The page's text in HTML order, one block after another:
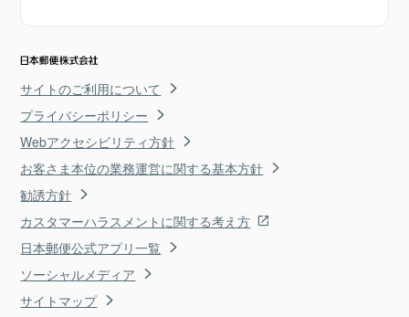
サイトのご利用について
プライバシーポリシー
Webアクセシビリティ方針
お客さま本位の業務運営に関する基本方針
勧誘方針
カスタマーハラスメントに関する考え方
日本郵便公式アプリ一覧
ソーシャルメディア
サイトマップ